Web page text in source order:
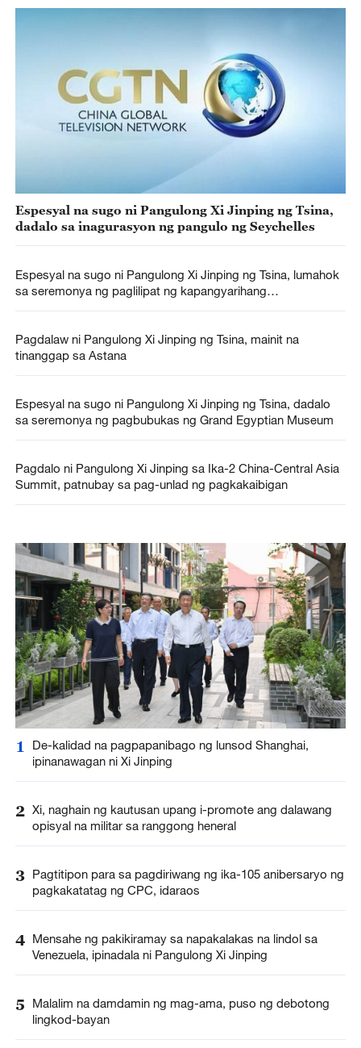
Espesyal na sugo ni Pangulong Xi Jinping ng Tsina,
dadalo sa inagurasyon ng pangulo ng Seychelles
Espesyal na sugo ni Pangulong Xi Jinping ng Tsina, lumahok
sa seremonya ng paglilipat ng kapangyarihang
Pagdalaw ni Pangulong Xi Jinping ng Tsina, mainit na
tinanggap sa Astana
Espesyal na sugo ni Pangulong Xi Jinping ng Tsina, dadalo
sa seremonya ng pagbubukas ng Grand Egyptian Museum
Pagdalo ni Pangulong Xi Jinping sa Ika-2 China-Central Asia
Summit, patnubay sa pag-unlad ng pagkakaibigan
1
De-kalidad na pagpapanibago ng lunsod Shanghai,
ipinanawagan ni Xi Jinping
2 Xi, naghain ng kautusan upang i-promote ang dalawang
opisyal na militar sa ranggong heneral
3 Pagtitipon para sa pagdiriwang ng ika-105 anibersaryo ng
pagkakatatag ng CPC, idaraos
4 Mensahe ng pakikiramay sa napakalakas na lindol sa
Venezuela, ipinadala ni Pangulong Xi Jinping
5
Malalim na damdamin ng mag-ama, puso ng debotong
lingkod-bayan